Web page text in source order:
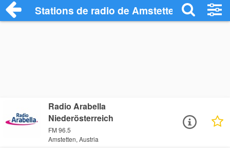
Stations de radio de Amstetten
Radio Arabella
Niederösterreich
FM 96.5
Amstetten, Austria